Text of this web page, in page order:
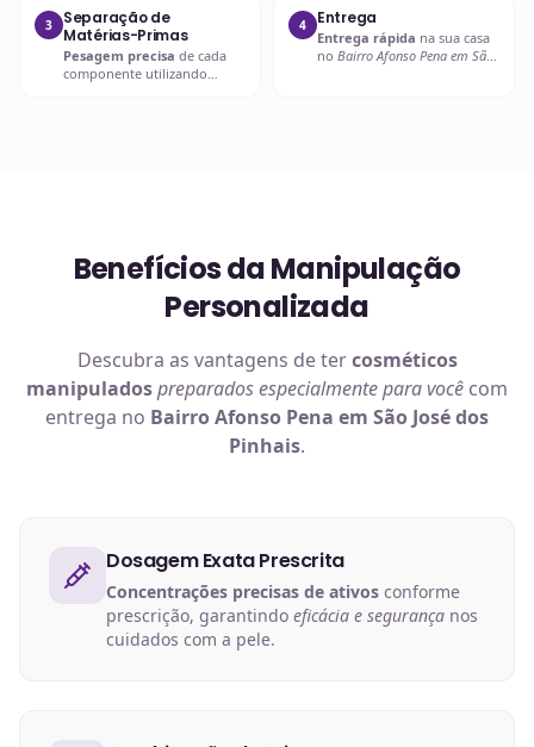
esclarecimentos.
3
Separação de
Matérias-Primas
Pesagem precisa de cada
componente utilizando
4 Entrega
Entrega rápida na sua casa
no Bairro Afonso Pena em São
Benefícios da Manipulação
Personalizada
Descubra as vantagens de tercosméticos
manipuladospreparados especialmente para você com
entrega no Bairro Afonso Pena em São José dos
Pinhais.
Dosagem Exata Prescrita
Concentrações precisas de ativos conforme
prescrição, garantindo eficácia e segurança nos
cuidados com a pele.